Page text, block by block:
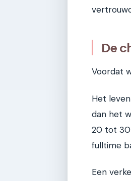
De
Voordat
Het
dan het
20 tot 30
fulltime
Een